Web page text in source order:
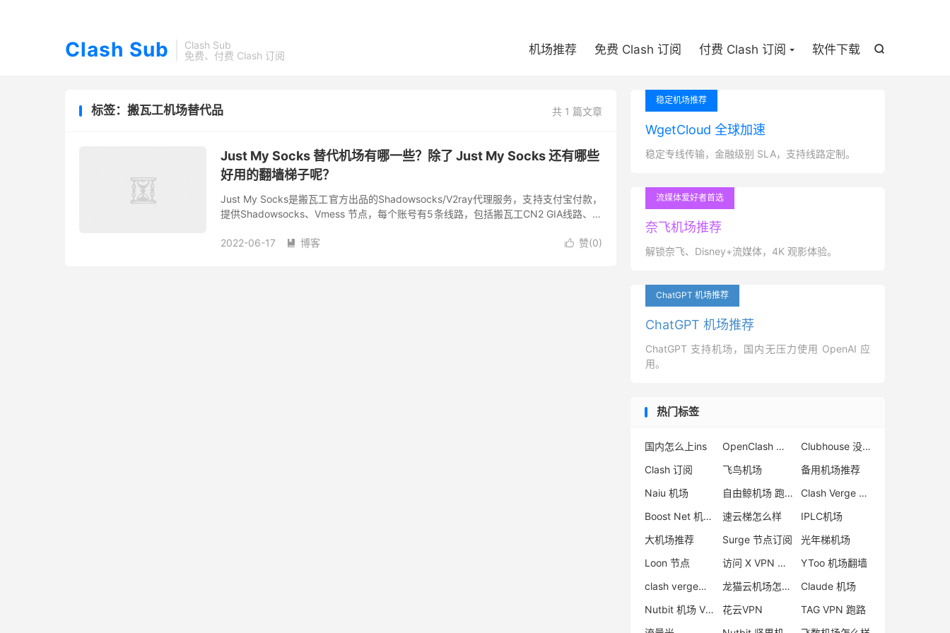
Clash Sub
Clash Sub
免费、付费 Clash 订阅

机场推荐 免费 Clash 订阅 付费 Clash 订阅 软件下载
共 1 篇文章
标签：搬瓦工机场替代品
Just My Socks 替代机场有哪一些？除了 Just My Socks 还有哪些
好用的翻墙梯子呢？
Just My Socks是搬瓦工官方出品的Shadowsocks/V2ray代理服务，支持支付宝付款，
提供Shadowsocks、Vmess 节点，每个账号有5条线路，包括搬瓦工CN2 GIA线路、香
 赞(0)
2022-06-17  博客
稳定机场推荐
WgetCloud 全球加速
稳定专线传输，金融级别 SLA，支持线路定制。
流媒体爱好者首选
奈飞机场推荐
解锁奈飞、Disney+流媒体，4K 观影体验。
ChatGPT 机场推荐
ChatGPT 机场推荐
ChatGPT 支持机场，国内无压力使用 OpenAI 应
用。
热门标签
国内怎么上ins OpenClash 插件
Clubhouse 没声音
Clash 订阅
飞鸟机场
备用机场推荐
Naiu 机场
自由鲸机场 跑路
Clash Verge Rev 节点
Boost Net 机场评测
速云梯怎么样
IPLC机场
大机场推荐
Surge 节点订阅
光年梯机场
Loon 节点
访问 X VPN 推荐
YToo 机场翻墙
clash verge节点购买
龙猫云机场怎么样
Claude 机场
Nutbit 机场 VPN
花云VPN
TAG VPN 跑路